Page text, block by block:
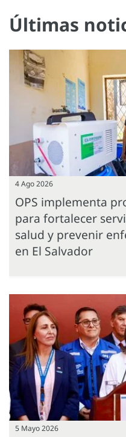
Últimas
4 Ago 2026
OPS implementa
para fortalecer
salud y prevenir
en El Salvador
5 Mayo 2026